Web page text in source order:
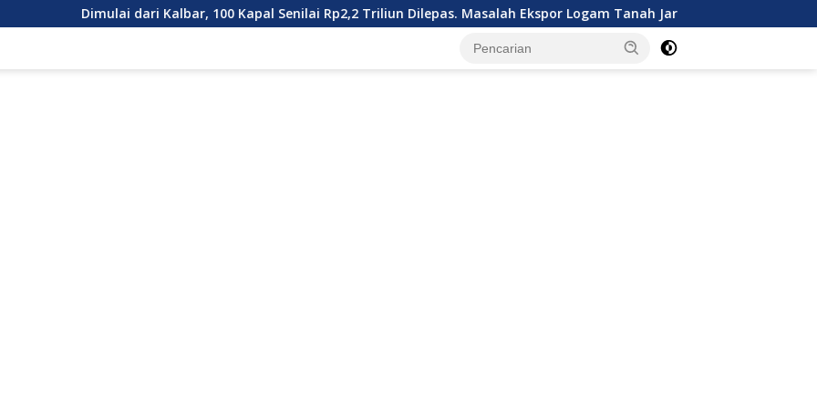
dari Kalbar, 100 Kapal Senilai Rp2,2 Triliun Dilepas. Masalah Ekspor Logam Tanah Jarang Terselesaikan.